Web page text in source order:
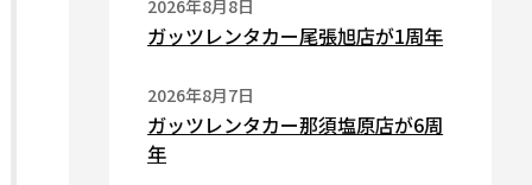
2026年8月8日
ガッツレンタカー尾張旭店が1周年
2026年8月7日
ガッツレンタカー那須塩原店が6周
年